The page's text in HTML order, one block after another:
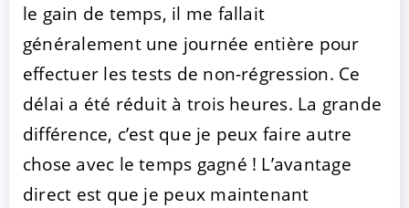
le gain de temps, il me fallait
généralement une journée entière pour
effectuer les tests de non-régression. Ce
délai a été réduit à trois heures. La grande
différence, c’est que je peux faire autre
chose avec le temps gagné ! L’avantage
direct est que je peux maintenant